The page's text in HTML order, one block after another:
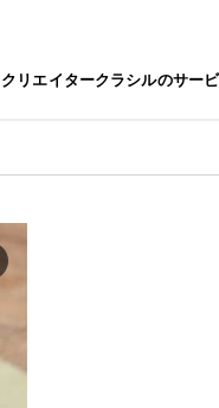
クリエイタークラシルのサー